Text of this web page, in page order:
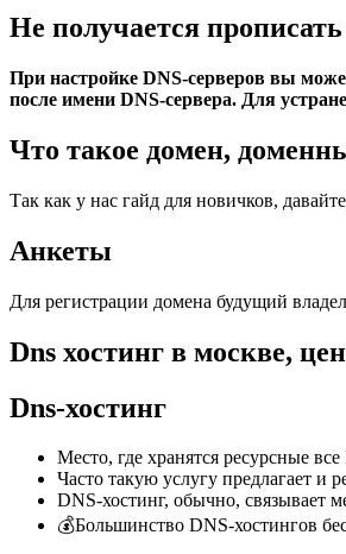
Не получается
При настройке DNS-серверов вы
после имени DNS-сервера. Для
Что такое домен,
Так как у нас гайд для новичков,
Анкеты
Для регистрации домена будущий
Dns хостинг в москве,
Dns-хостинг
Место, где хранятся ресурсные
Часто такую услугу предлагает и
DNS-хостинг, обычно, связывает
💰Большинство DNS-хостингов